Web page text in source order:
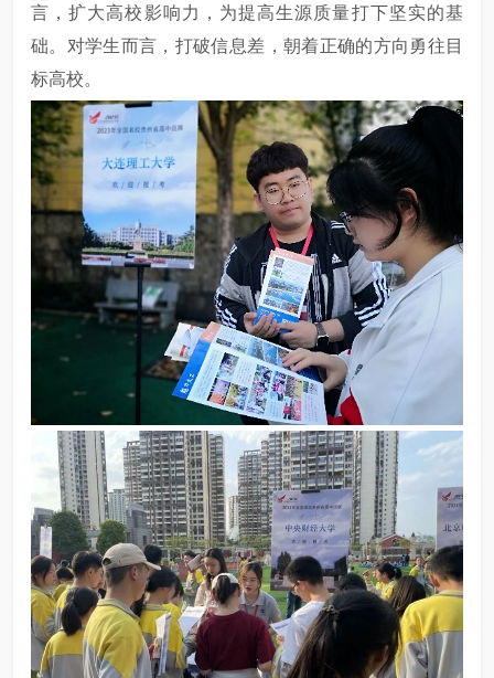
言，扩大高校影响力，为提高生源质量打下坚实的基
础。对学生而言，打破信息差，朝着正确的方向勇往目
标高校。